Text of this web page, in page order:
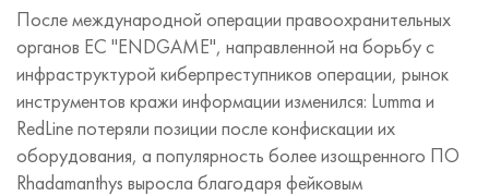
После международной операции правоохранительных
органов ЕС "ENDGAME", направленной на борьбу с
инфраструктурой киберпреступников операции, рынок
инструментов кражи информации изменился: Lumma и
RedLine потеряли позиции после конфискации их
оборудования, а популярность более изощренного ПО
Rhadamanthys выросла благодаря фейковым